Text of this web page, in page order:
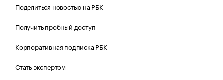
Поделиться новостью на РБК
Получить пробный доступ
Корпоративная подписка РБК
Стать экспертом